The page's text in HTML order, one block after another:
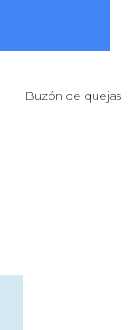
Buzón de quejas